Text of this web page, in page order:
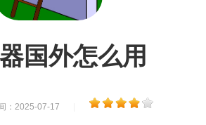
国外怎么用
：2025-07-17